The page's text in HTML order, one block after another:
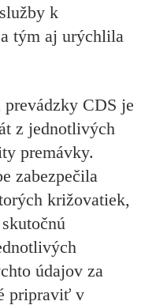
k
tým aj urýchlila
CDS je
z jednotlivých
premávky.
zabezpečila
križovatiek,
údajov za
pripraviť v